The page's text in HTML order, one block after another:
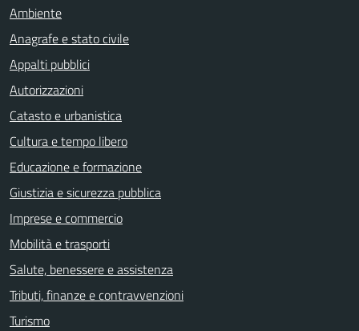
Ambiente
Anagrafe e stato civile
Appalti pubblici
Autorizzazioni
Catasto e urbanistica
Cultura e tempo libero
Educazione e formazione
Giustizia e sicurezza pubblica
Imprese e commercio
Mobilità e trasporti
Salute, benessere e assistenza
Tributi, finanze e contravvenzioni
Turismo